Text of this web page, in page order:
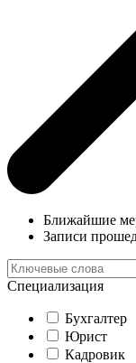
Ближайшие
Записи
Специализация
Бухгалтер
Юрист
Кадровик